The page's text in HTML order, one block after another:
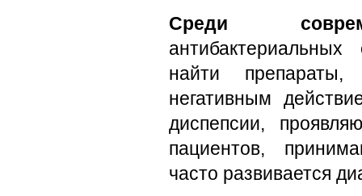
Среди
найти
негативным
диспепсии,
пациентов,
часто развивается